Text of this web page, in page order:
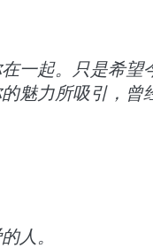
一起。只是希望
魅力所吸引，曾
人。